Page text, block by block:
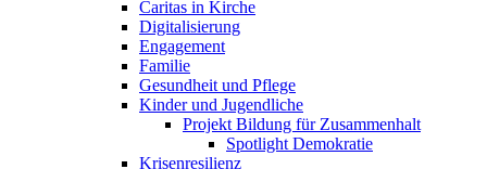
Caritas in Kirche
Digitalisierung
Engagement
Familie
Gesundheit und Pflege
Kinder und Jugendliche
Projekt Bildung für Zusammenhalt
Spotlight Demokratie
Krisenresilienz